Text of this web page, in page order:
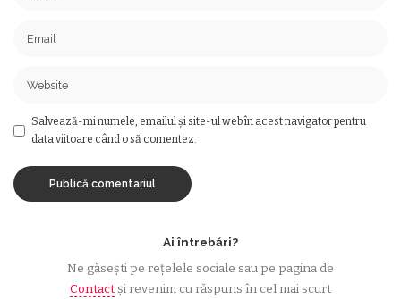
Salvează-mi numele, emailul și site-ul web în acest navigator pentru
data viitoare când o să comentez.
Ai întrebări?
Ne găsești pe rețelele sociale sau pe pagina de
Contactși revenim cu răspuns în cel mai scurt